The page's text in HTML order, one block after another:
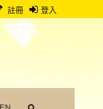
註冊 登入